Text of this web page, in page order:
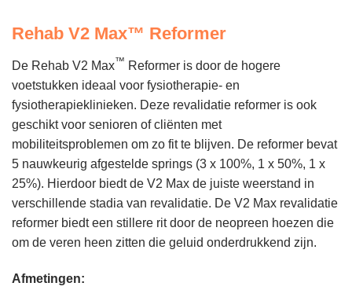
Rehab V2 Max™ Reformer
De Rehab V2 Max™ Reformer is door de hogere
voetstukken ideaal voor fysiotherapie- en
fysiotherapieklinieken. Deze revalidatie reformer is ook
geschikt voor senioren of cliënten met
mobiliteitsproblemen om zo fit te blijven. De reformer bevat
5 nauwkeurig afgestelde springs (3 x 100%, 1 x 50%, 1 x
25%). Hierdoor biedt de V2 Max de juiste weerstand in
verschillende stadia van revalidatie. De V2 Max revalidatie
reformer biedt een stillere rit door de neopreen hoezen die
om de veren heen zitten die geluid onderdrukkend zijn.
Afmetingen: